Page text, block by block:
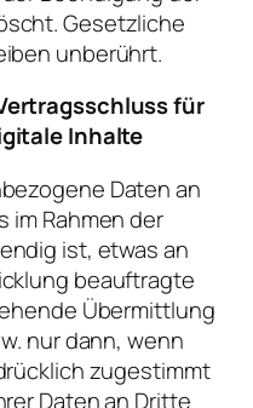
Gesetzliche
unberührt.
für
Inhalte
Daten an
im Rahmen der
ist, etwas an
beauftragte
Übermittlung
nur dann, wenn
zugestimmt
Daten an Dritte